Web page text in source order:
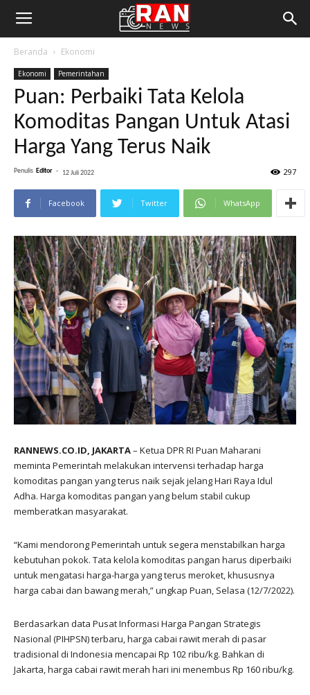
Beranda Ekonomi
Ekonomi Pemerintahan
Puan: Perbaiki Tata Kelola
Komoditas Pangan Untuk Atasi
Harga Yang Terus Naik
Penulis Editor - 12 Juli 2022 297
Facebook Twitter WhatsApp
RANNEWS.CO.ID, JAKARTA– Ketua DPR RI Puan Maharani
meminta Pemerintah melakukan intervensi terhadap harga
komoditas pangan yang terus naik sejak jelang Hari Raya Idul
Adha. Harga komoditas pangan yang belum stabil cukup
memberatkan masyarakat.
“Kami mendorong Pemerintah untuk segera menstabilkan harga
kebutuhan pokok. Tata kelola komoditas pangan harus diperbaiki
untuk mengatasi harga-harga yang terus meroket, khususnya
harga cabai dan bawang merah,” ungkap Puan, Selasa (12/7/2022).
Berdasarkan data Pusat Informasi Harga Pangan Strategis
Nasional (PIHPSN) terbaru, harga cabai rawit merah di pasar
tradisional di Indonesia mencapai Rp 102 ribu/kg. Bahkan di
Jakarta, harga cabai rawit merah hari ini menembus Rp 160 ribu/kg.